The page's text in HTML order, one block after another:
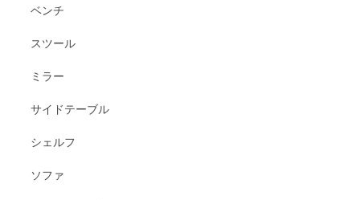
ベンチ
スツール
ミラー
サイドテーブル
シェルフ
ソファ